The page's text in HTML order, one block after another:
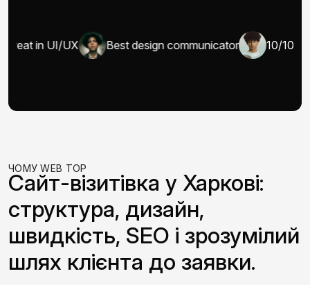
in UI/UX Best design communicator 10/10
ЧОМУ WEB TOP
Сайт-візитівка у Харкові:
структура, дизайн,
швидкість, SEO і зрозумілий
шлях клієнта до заявки.